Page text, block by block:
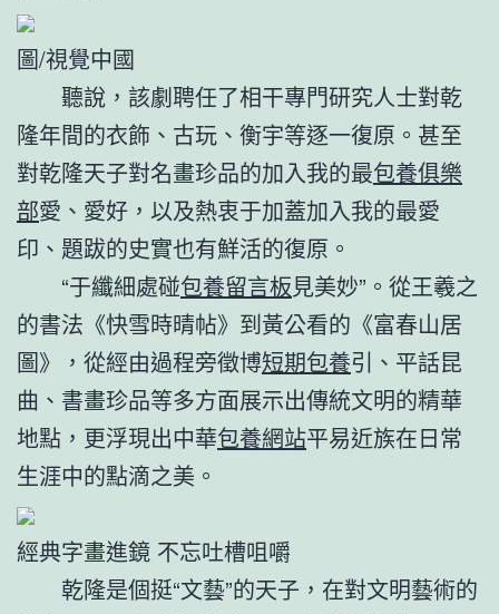
圖/視覺中國
聽說，該劇聘任了相干專門研究人士對乾
隆年間的衣飾、古玩、衡宇等逐一復原。甚至
對乾隆天子對名畫珍品的加入我的最包養俱樂
部愛、愛好，以及熱衷于加蓋加入我的最愛
印、題跋的史實也有鮮活的復原。
“于纖細處碰包養留言板見美妙”。從王羲之
的書法《快雪時晴帖》到黃公看的《富春山居
圖》，從經由過程旁徵博短期包養引、平話昆
曲、書畫珍品等多方面展示出傳統文明的精華
地點，更浮現出中華包養網站平易近族在日常
生涯中的點滴之美。
經典字畫進鏡 不忘吐槽咀嚼
乾隆是個挺“文藝”的天子，在對文明藝術的